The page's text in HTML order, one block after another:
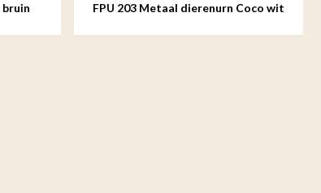
FPU 203 Metaal dierenurn Coco wit